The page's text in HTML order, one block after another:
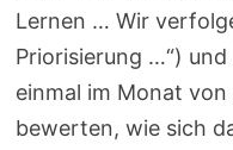
Lernen … Wir
Priorisierung …“)
einmal im Monat
bewerten, wie sich